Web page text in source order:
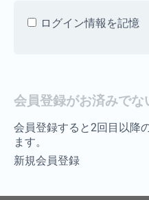
ログイン情報を記憶
会員登録がお済みでな
会員登録すると2回目以降
ます。
新規会員登録